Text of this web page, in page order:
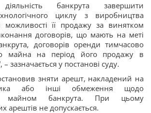
діяльність банкрута завершити
циклу з виробництва
можливості її продажу за винятком
договорів, що мають на меті
договорів оренди тимчасово
майна на період його продажу в
– зазначається у постанові суду.
зняти арешт, накладений на
або інші обмеження щодо
майном банкрута. При цьому
арештів не допускається.